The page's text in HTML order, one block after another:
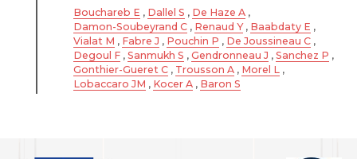
Bouchareb E , Dallel S , De Haze A ,
Damon-Soubeyrand C , Renaud Y, Baabdaty E ,
Vialat M , Fabre J , Pouchin P , De Joussineau C ,
Degoul F , Sanmukh S , Gendronneau J , Sanchez P ,
Gonthier-Gueret C , Trousson A , Morel L ,
Lobaccaro JM , Kocer A , Baron S